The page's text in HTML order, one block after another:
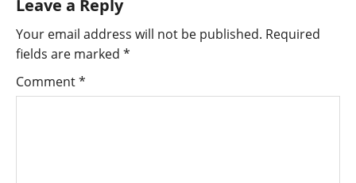
Leave a Reply
Your email address will not be published. Required
fields are marked *
Comment*